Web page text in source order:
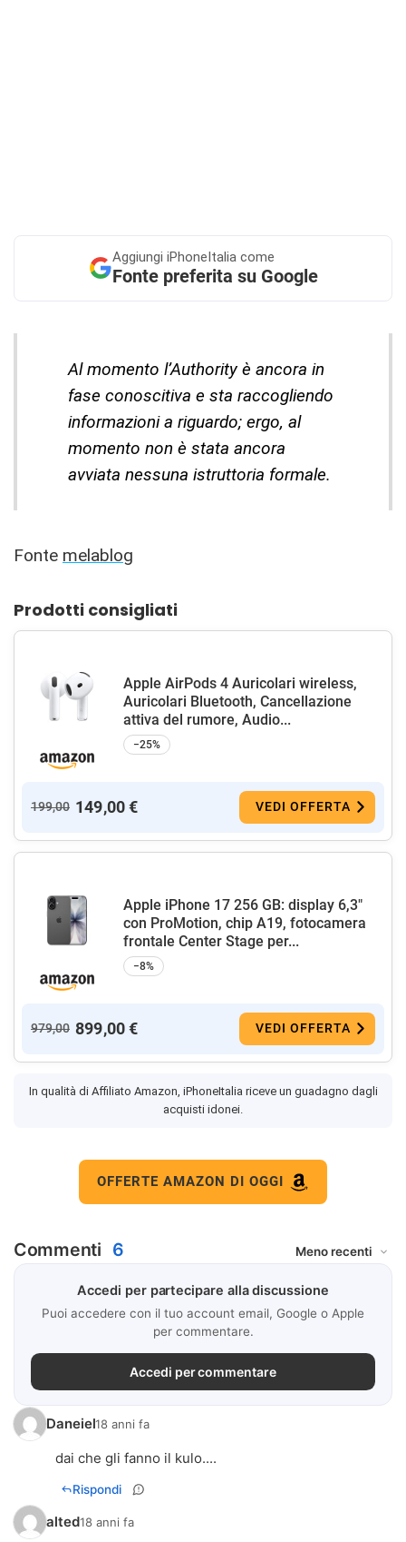
Aggiungi iPhoneItalia come
Fonte preferita su Google
Al momento l’Authority è ancora in
fase conoscitiva e sta raccogliendo
informazioni a riguardo; ergo, al
momento non è stata ancora
avviata nessuna istruttoria formale.
Fonte melablog
Prodotti consigliati
Apple AirPods 4 Auricolari wireless,
Auricolari Bluetooth, Cancellazione
attiva del rumore, Audio...
−25%
199,00 149,00 € VEDI OFFERTA
Apple iPhone 17 256 GB: display 6,3"
con ProMotion, chip A19, fotocamera
frontale Center Stage per...
−8%
979,00 899,00 € VEDI OFFERTA
In qualità di Affiliato Amazon, iPhoneItalia riceve un guadagno dagli
acquisti idonei.
OFFERTE AMAZON DI OGGI
Commenti 6
Accedi per partecipare alla discussione
Puoi accedere con il tuo account email, Google o Apple
per commentare.
Accedi per commentare
Daneiel18 anni fa
dai che gli fanno il kulo....
Rispondi
alted18 anni fa